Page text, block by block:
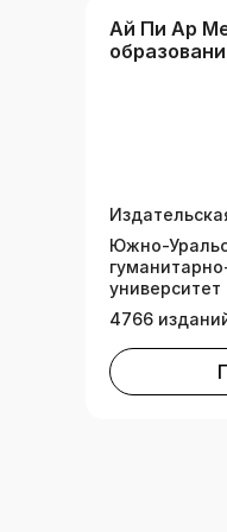
Ай Пи Ар
Южно-
университет
4766